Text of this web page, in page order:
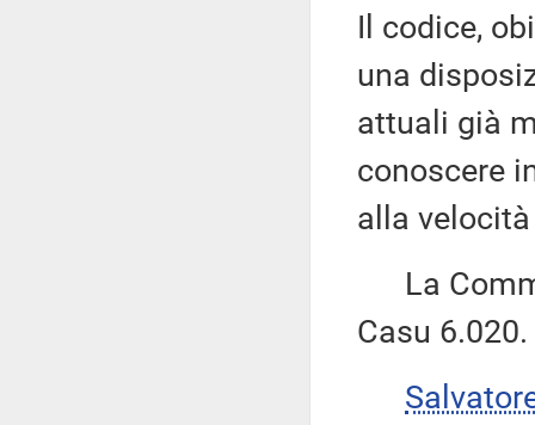
Il codice,
una
attuali già
conoscere
alla
La
Casu 6.020.